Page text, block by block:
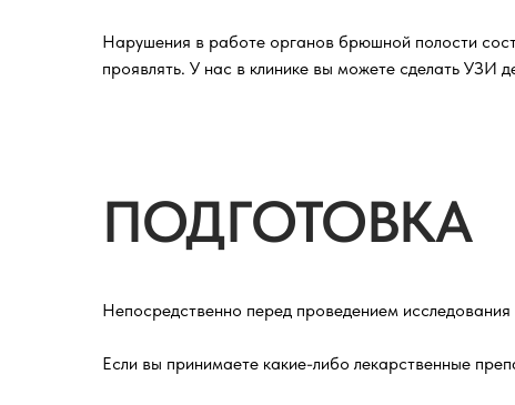
Нарушения в работе органов брюшной полости
проявлять. У нас в клинике вы можете сделать УЗИ
ПОДГОТОВКА
Непосредственно перед проведением исследования
Если вы принимаете какие-либо лекарственные